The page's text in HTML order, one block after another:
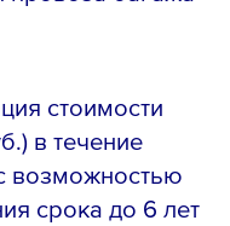
стоимости
в течение
возможностью
срока до 6 лет